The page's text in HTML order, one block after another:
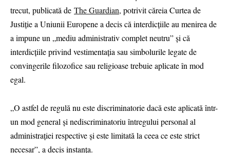
trecut, publicată de The Guardian, potrivit căreia Curtea de
Justiție a Uniunii Europene a decis că interdicțiile au menirea de
a impune un „mediu administrativ complet neutru” și că
interdicțiile privind vestimentația sau simbolurile legate de
convingerile filozofice sau religioase trebuie aplicate în mod
egal.
„O astfel de regulă nu este discriminatorie dacă este aplicată într-
un mod general și nediscriminatoriu întregului personal al
administrației respective și este limitată la ceea ce este strict
necesar”, a decis instanța.